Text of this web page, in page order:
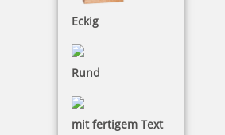
Eckig
Rund
mit fertigem Text